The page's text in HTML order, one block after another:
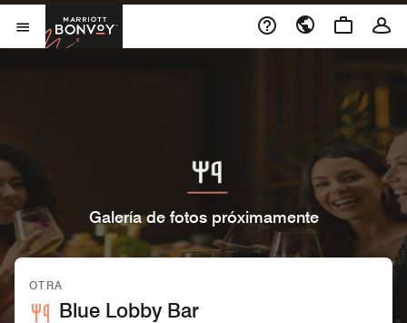
Skip to Content
Abrir el menú
Marriott Bonvoy
Galería de fotos próximamente
OTRA
Blue Lobby Bar